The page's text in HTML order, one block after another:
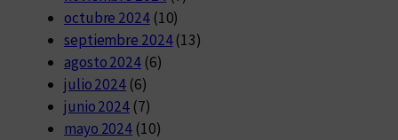
octubre 2024(10)
septiembre 2024(13)
agosto 2024(6)
julio 2024 (6)
junio 2024 (7)
mayo 2024 (10)